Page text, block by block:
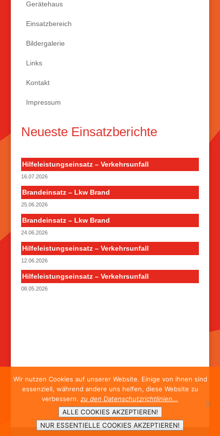
Gerätehaus
Einsatzbereich
Bildergalerie
Links
Kontakt
Impressum
Neueste Einsatzberichte
Hilfeleistungseinsatz – Verkehrsunfall
16.07.2026
Brandeinsatz – Lkw Brand
25.06.2026
Brandeinsatz – Lkw Brand
24.06.2026
Hilfeleistungseinsatz – Verkehrsunfall
12.06.2026
Hilfeleistungseinsatz – Verkehrsunfall
08.05.2026
Wir nutzen Cookies auf unserer Website. Einige von ihnen sind
essenziell, während andere uns helfen, diese Website zu
verbessern. zu den Datenschutzrichtlinien...
ALLE COOKIES AKZEPTIEREN!
NUR ESSENTIELLE COOKIES AKZEPTIEREN!